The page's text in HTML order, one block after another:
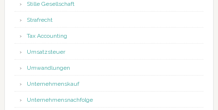
Stille Gesellschaft
Strafrecht
Tax Accounting
Umsatzsteuer
Umwandlungen
Unternehmenskauf
Unternehmensnachfolge